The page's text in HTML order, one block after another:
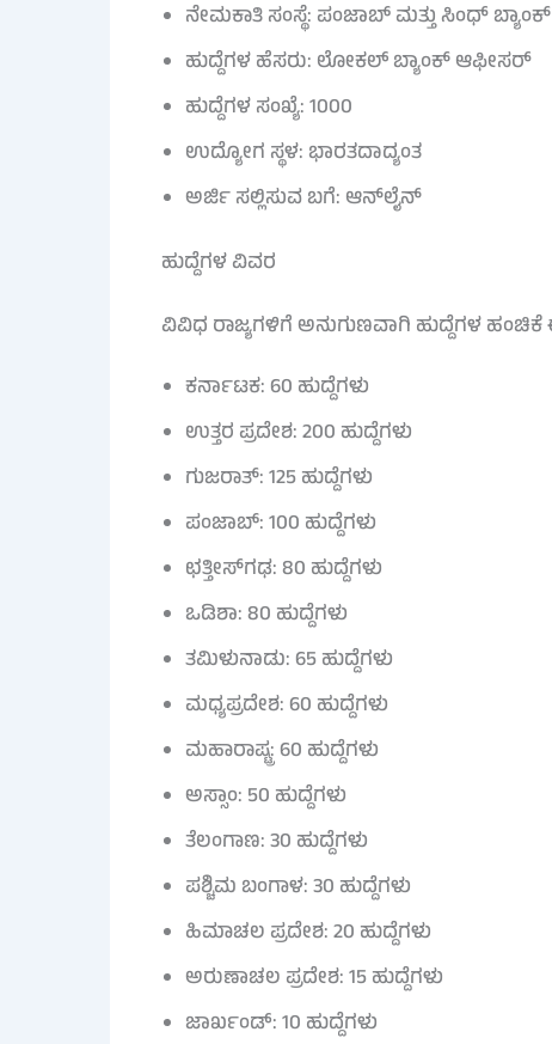
ನೇಮಕಾತಿ ಸಂಸ್ಥೆ: ಪಂಜಾಬ್ ಮತ್ತು ಸಿಂಧ್ ಬ್ಯಾಂಕ್
ಹುದ್ದೆಗಳ ಹೆಸರು: ಲೋಕಲ್ ಬ್ಯಾಂಕ್ ಆಫೀಸರ್
ಹುದ್ದೆಗಳ ಸಂಖ್ಯೆ: 1000
ಉದ್ಯೋಗ ಸ್ಥಳ: ಭಾರತದಾದ್ಯಂತ
ಅರ್ಜಿ ಸಲ್ಲಿಸುವ ಬಗೆ: ಆನ್‌ಲೈನ್
ಹುದ್ದೆಗಳ ವಿವರ
ವಿವಿಧ ರಾಜ್ಯಗಳಿಗೆ ಅನುಗುಣವಾಗಿ ಹುದ್ದೆಗಳ
ಕರ್ನಾಟಕ: 60 ಹುದ್ದೆಗಳು
ಉತ್ತರ ಪ್ರದೇಶ: 200 ಹುದ್ದೆಗಳು
ಗುಜರಾತ್: 125 ಹುದ್ದೆಗಳು
ಪಂಜಾಬ್: 100 ಹುದ್ದೆಗಳು
ಛತ್ತೀಸ್‌ಗಢ: 80 ಹುದ್ದೆಗಳು
ಒಡಿಶಾ: 80 ಹುದ್ದೆಗಳು
ತಮಿಳುನಾಡು: 65 ಹುದ್ದೆಗಳು
ಮಧ್ಯಪ್ರದೇಶ: 60 ಹುದ್ದೆಗಳು
ಮಹಾರಾಷ್ಟ್ರ: 60 ಹುದ್ದೆಗಳು
ಅಸ್ಸಾಂ: 50 ಹುದ್ದೆಗಳು
ತೆಲಂಗಾಣ: 30 ಹುದ್ದೆಗಳು
ಪಶ್ಚಿಮ ಬಂಗಾಳ: 30 ಹುದ್ದೆಗಳು
ಹಿಮಾಚಲ ಪ್ರದೇಶ: 20 ಹುದ್ದೆಗಳು
ಅರುಣಾಚಲ ಪ್ರದೇಶ: 15 ಹುದ್ದೆಗಳು
ಜಾರ್ಖಂಡ್: 10 ಹುದ್ದೆಗಳು